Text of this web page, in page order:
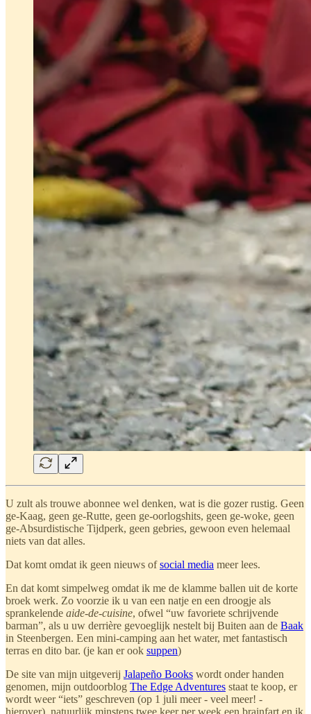
U zult als trouwe abonnee wel denken, wat is die gozer rustig. Geen
ge-Kaag, geen ge-Rutte, geen ge-oorlogshits, geen ge-woke, geen
ge-Absurdistische Tijdperk, geen gebries, gewoon even helemaal
niets van dat alles.
Dat komt omdat ik geen nieuws ofsocial media meer lees.
En dat komt simpelweg omdat ik me de klamme ballen uit de korte
broek werk. Zo voorzie ik u van een natje en een droogje als
sprankelende aide-de-cuisine, ofwel “uw favoriete schrijvende
barman”, als u uw derrière gevoeglijk nestelt bij Buiten aan de Baak
in Steenbergen. Een mini-camping aan het water, met fantastisch
terras en dito bar. (je kan er ook suppen)
De site van mijn uitgeverij Jalapeño Books wordt onder handen
genomen, mijn outdoorblog The Edge Adventures staat te koop, er
wordt weer “iets” geschreven (op 1 juli meer - veel meer! -
hierover), natuurlijk minstens twee keer per week een brainfart en ik